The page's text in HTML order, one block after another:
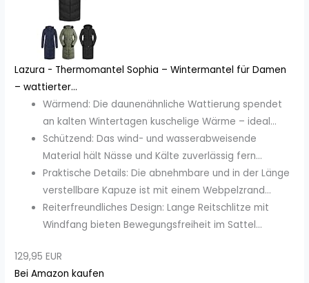
Lazura - Thermomantel Sophia – Wintermantel für Damen
– wattierter...
Wärmend: Die daunenähnliche Wattierung spendet
an kalten Wintertagen kuschelige Wärme – ideal...
Schützend: Das wind- und wasserabweisende
Material hält Nässe und Kälte zuverlässig fern...
Praktische Details: Die abnehmbare und in der Länge
verstellbare Kapuze ist mit einem Webpelzrand...
Reiterfreundliches Design: Lange Reitschlitze mit
Windfang bieten Bewegungsfreiheit im Sattel...
129,95 EUR
Bei Amazon kaufen